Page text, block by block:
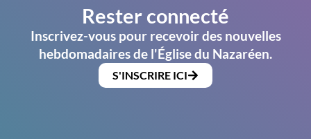
Rester connecté
Inscrivez-vous pour recevoir des nouvelles
hebdomadaires de l'Église du Nazaréen.
S'INSCRIRE ICI